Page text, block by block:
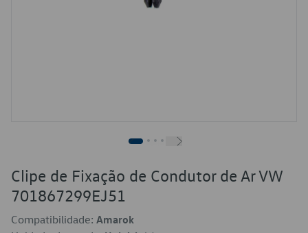
Clipe de Fixação de Condutor de Ar VW
701867299EJ51
Compatibilidade: Amarok